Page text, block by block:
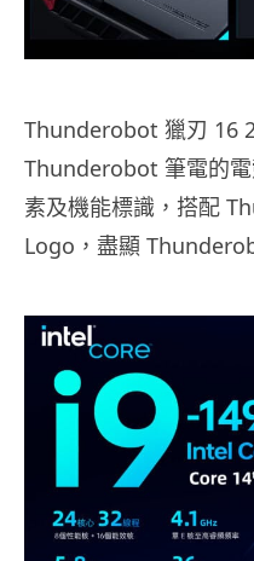
Thunderobot 獵刃 16
Thunderobot 筆電的
素及機能標識，搭配
Logo，盡顯